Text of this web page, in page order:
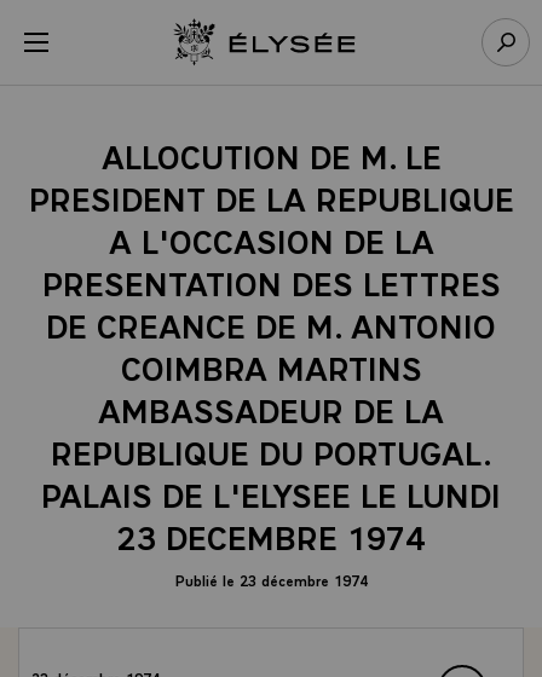
menu Retour à l’accueil Élysée
ALLOCUTION DE M. LE
PRESIDENT DE LA REPUBLIQUE
A L'OCCASION DE LA
PRESENTATION DES LETTRES
DE CREANCE DE M. ANTONIO
COIMBRA MARTINS
AMBASSADEUR DE LA
REPUBLIQUE DU PORTUGAL.
PALAIS DE L'ELYSEE LE LUNDI
23 DECEMBRE 1974
Publié le 23 décembre 1974
Panneau de gestion des cookies